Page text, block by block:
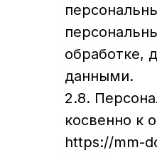
обработке,
данными.
2.8.
косвенно к
https://mm-